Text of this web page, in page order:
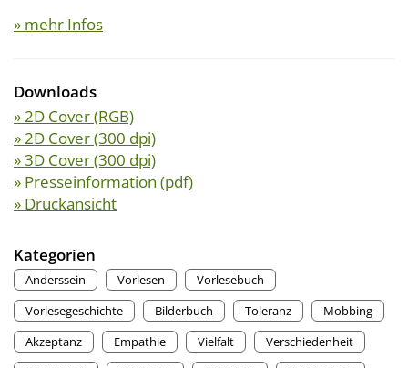
» mehr Infos
Downloads
» 2D Cover (RGB)
» 2D Cover (300 dpi)
» 3D Cover (300 dpi)
» Presseinformation (pdf)
» Druckansicht
Kategorien
Anderssein Vorlesen
Vorlesebuch
Vorlesegeschichte
Bilderbuch Toleranz
Mobbing
Akzeptanz
Empathie Vielfalt
Verschiedenheit